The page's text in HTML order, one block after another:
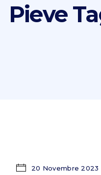
Pieve
20 Novembre 2023